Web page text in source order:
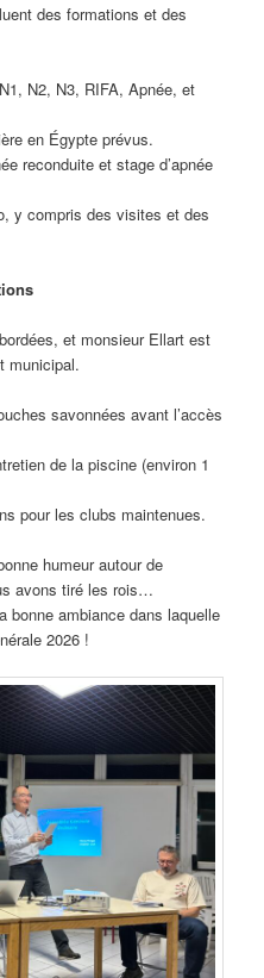
des formations et des
N2, N3, RIFA, Apnée, et
en Égypte prévus.
reconduite et stage d’apnée
y compris des visites et des
et monsieur Ellart est
municipal.
savonnées avant l’accès
de la piscine (environ 1
pour les clubs maintenues.
humeur autour de
avons tiré les rois…
bonne ambiance dans laquelle
2026 !